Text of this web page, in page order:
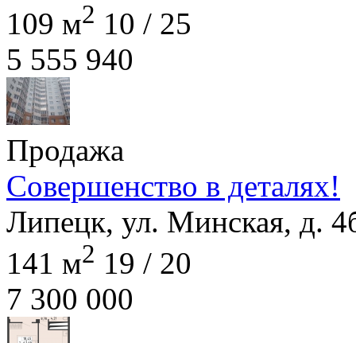
109 м2 10 / 25
5 555 940
Продажа
Совершенство в деталях!
Липецк, ул. Минская, д.
141 м2 19 / 20
7 300 000